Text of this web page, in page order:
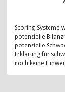
Scoring-Systeme
potenzielle
potenzielle
Erklärung für
noch keine